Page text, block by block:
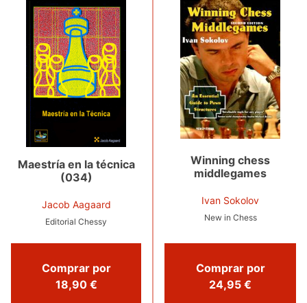
Maestría en la técnica
(034)
Jacob Aagaard
Editorial Chessy
Comprar por
18,90 €
Winning chess
middlegames
Ivan Sokolov
New in Chess
Comprar por
24,95 €